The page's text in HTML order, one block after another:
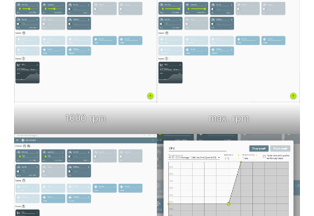
1000 rpm max. rpm